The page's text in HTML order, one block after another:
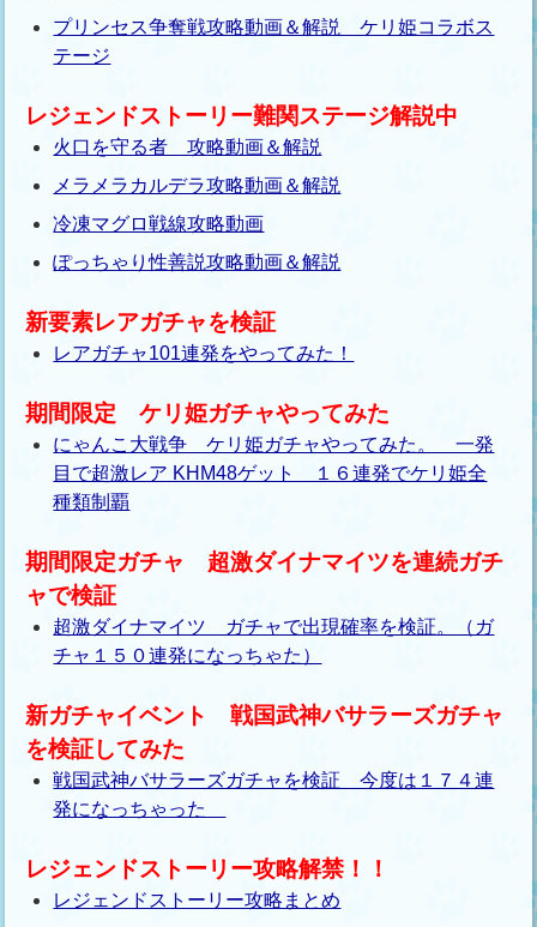
プリンセス争奪戦攻略動画＆解説 ケリ姫コラボス
テージ
レジェンドストーリー難関ステージ解説中
火口を守る者 攻略動画＆解説
メラメラカルデラ攻略動画＆解説
冷凍マグロ戦線攻略動画
ぽっちゃり性善説攻略動画＆解説
新要素レアガチャを検証
レアガチャ101連発をやってみた！
期間限定 ケリ姫ガチャやってみた
にゃんこ大戦争 ケリ姫ガチャやってみた。 一発
目で超激レア KHM48ゲット １６連発でケリ姫全
種類制覇
期間限定ガチャ 超激ダイナマイツを連続ガチ
ャで検証
超激ダイナマイツ ガチャで出現確率を検証。（ガ
チャ１５０連発になっちゃた）
新ガチャイベント 戦国武神バサラーズガチャ
を検証してみた
戦国武神バサラーズガチャを検証 今度は１７４連
発になっちゃった
レジェンドストーリー攻略解禁！！
レジェンドストーリー攻略まとめ